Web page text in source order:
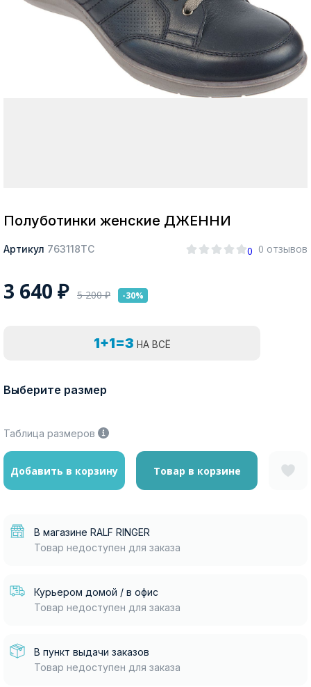
Полуботинки женские ДЖЕННИ
Артикул 763118ТС 0 0 отзывов
3 640 ₽ 5 200₽ -30%
1+1=3 НА ВСЁ
Выберите размер
Таблица размеров
Добавить в корзину Товар в корзине
В магазине RALF RINGER
Товар недоступен для заказа
Курьером домой / в офис
Товар недоступен для заказа
В пункт выдачи заказов
Товар недоступен для заказа